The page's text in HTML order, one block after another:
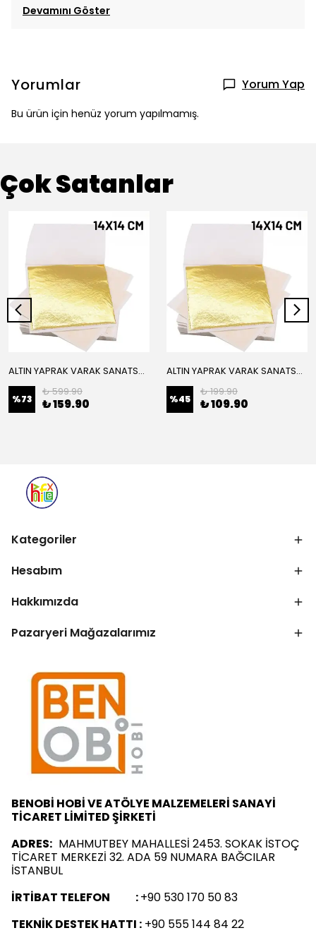
Devamını Göster
Yorumlar Yorum Yap
Bu ürün için henüz yorum yapılmamış.
Çok Satanlar
ALTIN YAPRAK VARAK SANATSAL BÜYÜK BOY FOLYO EPOKSİ REÇİNE NAİL ART 16 ADET 14X14 CM ALTIN RENK
%73
₺ 599.90
₺ 159.90
ALTIN YAPRAK VARAK SANATSAL BÜYÜK BOY FOLYO EPOKSİ REÇİNE NAİL ART 8 ADET ALTIN RENK 14X14 CM
%45
₺ 199.90
₺ 109.90
Kategoriler
Hesabım
Hakkımızda
Pazaryeri Mağazalarımız
BENOBİ HOBİ VE ATÖLYE MALZEMELERİ SANAYİ
TİCARET LİMİTED ŞİRKETİ
ADRES: MAHMUTBEY MAHALLESİ 2453. SOKAK İSTOÇ
TİCARET MERKEZİ 32. ADA 59 NUMARA BAĞCILAR
İSTANBUL
İRTİBAT TELEFON :+90 530 170 50 83
TEKNİK DESTEK HATTI : +90 555 144 84 22